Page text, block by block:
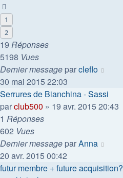
1
2
19 Réponses
5198 Vues
Dernier message parcleflo
30 mai 2015 22:03
Serrures de Bianchina - Sassi
parclub500 » 19 avr. 2015 20:43
1 Réponses
602 Vues
Dernier message parAnna
20 avr. 2015 00:42
futur membre + future acquisition?